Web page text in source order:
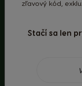
zľavový kód,
Stačí sa len